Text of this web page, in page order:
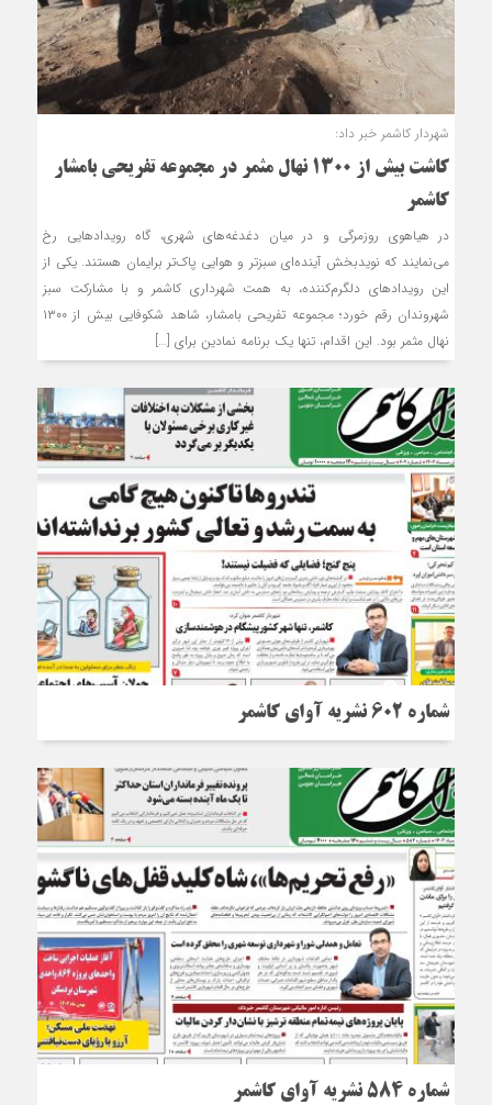
شهردار کاشمر خبر داد:
کاشت بیش از ۱۳۰۰ نهال مثمر در مجموعه تفریحی بامشار
کاشمر
در هیاهوی روزمرگی و در میان دغدغه‌های شهری، گاه رویدادهایی رخ
می‌نمایند که نویدبخش آینده‌ای سبزتر و هوایی پاک‌تر برایمان هستند. یکی از
این رویدادهای دلگرم‌کننده، به همت شهرداری کاشمر و با مشارکت سبز
شهروندان رقم خورد؛ مجموعه تفریحی بامشار، شاهد شکوفایی بیش از ۱۳۰۰
نهال مثمر بود. این اقدام، تنها یک برنامه نمادین برای […]
شماره 602 نشریه آوای کاشمر
شماره 584 نشریه آوای کاشمر